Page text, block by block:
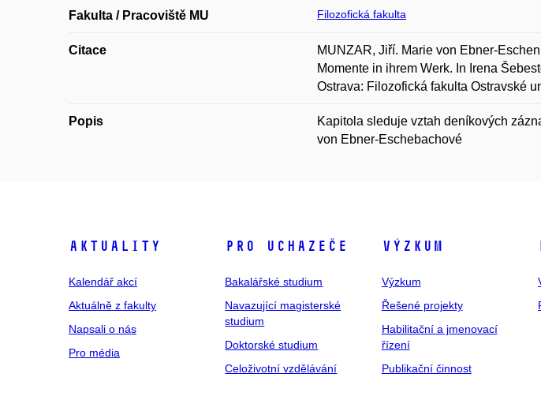
Fakulta / Pracoviště MU Filozofická fakulta
Citace
MUNZAR, Jiří. Marie von Ebner-
Momente in ihrem Werk. In Irena
Ostrava: Filozofická fakulta Ostravské
Popis
Kapitola sleduje vztah deníkových
von Ebner-Eschebachové
Aktuality
Kalendář akcí
Aktuálně z fakulty
Napsali o nás
Pro média
Pro uchazeče
Bakalářské studium
Navazující magisterské
studium
Doktorské studium
Celoživotní vzdělávání
Výzkum
Výzkum
Řešené projekty
Habilitační a jmenovací
řízení
Publikační činnost